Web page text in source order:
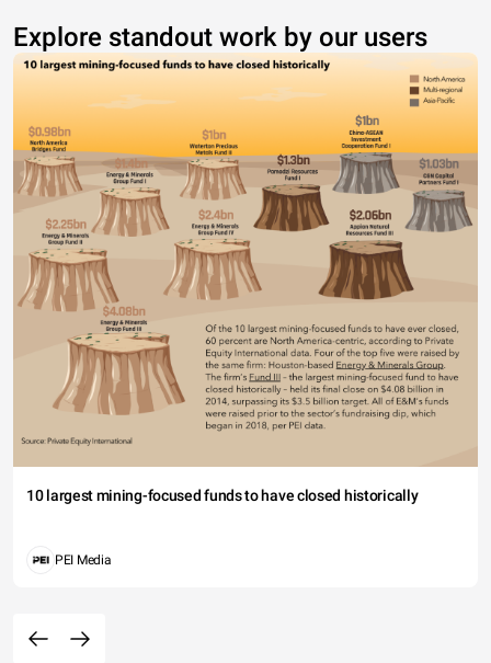
Explore standout work by our users
10 largest mining-focused funds to have closed historically
PEI Media